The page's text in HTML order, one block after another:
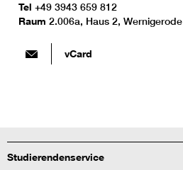
Tel +49 3943 659 812
Raum 2.006a, Haus 2, Wernigerode
vCard
Studierendenservice